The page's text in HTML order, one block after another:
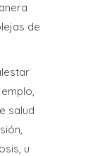
de
salud
u